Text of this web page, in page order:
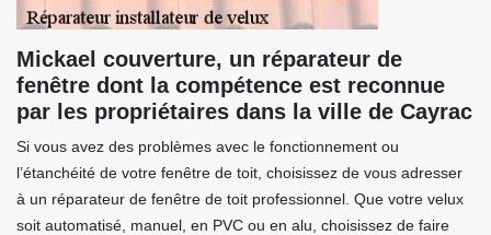
Mickael couverture, un réparateur de
fenêtre dont la compétence est reconnue
par les propriétaires dans la ville de Cayrac
Si vous avez des problèmes avec le fonctionnement ou
l’étanchéité de votre fenêtre de toit, choisissez de vous adresser
à un réparateur de fenêtre de toit professionnel. Que votre velux
soit automatisé, manuel, en PVC ou en alu, choisissez de faire